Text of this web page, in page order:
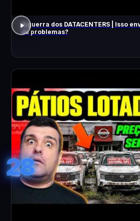
A guerra dos DATACENTERS | Isso
os problemas?
28